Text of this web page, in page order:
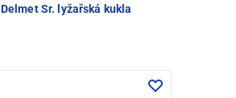
Delmet Sr. lyžařská kukla